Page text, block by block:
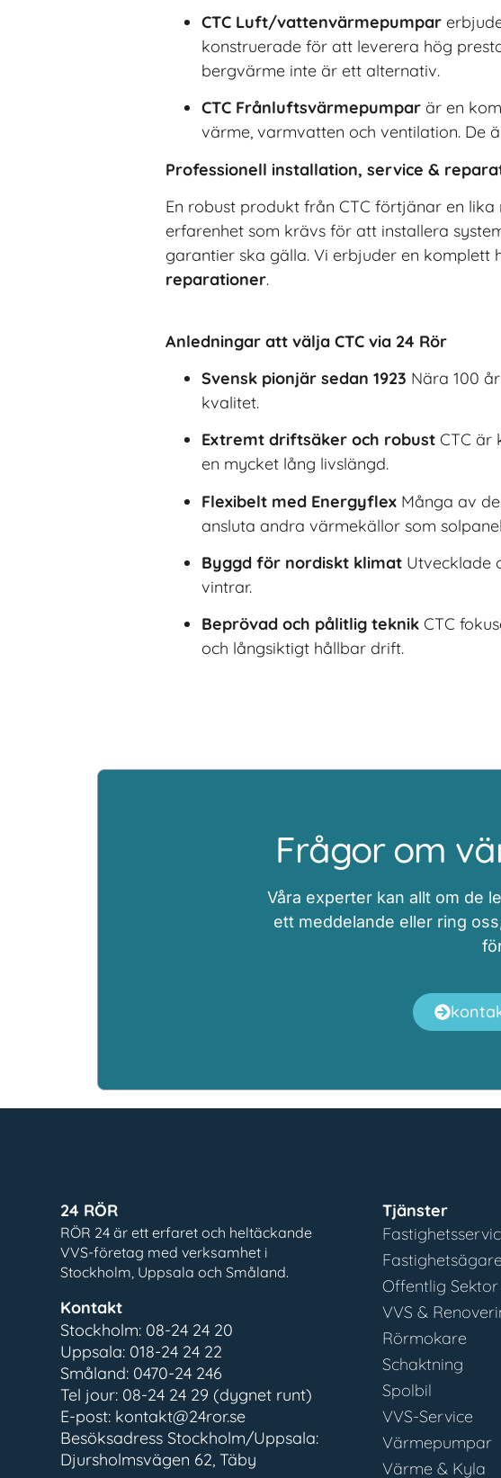
CTC Luft/vattenvärmepumpar
konstruerade för att leverera hög
bergvärme inte är ett alternativ.
CTC Frånluftsvärmepumpar är en
värme, varmvatten och ventilation. De
Professionell installation, service &
En robust produkt från CTC förtjänar en
erfarenhet som krävs för att installera
garantier ska gälla. Vi erbjuder en komplett
reparationer.
Anledningar att välja CTC via 24 Rör
Svensk pionjär sedan 1923 Nära 100
kvalitet.
Extremt driftsäker och robust CTC är
en mycket lång livslängd.
Flexibelt med Energyflex Många av
ansluta andra värmekällor som
Byggd för nordiskt klimat Utvecklade
vintrar.
Beprövad och pålitlig teknik CTC
och långsiktigt hållbar drift.
Frågor om
Våra experter kan allt om de
ett meddelande eller ring
24 RÖR
RÖR 24 är ett erfaret och heltäckande
VVS-företag med verksamhet i
Stockholm, Uppsala och Småland.
Kontakt
Stockholm: 08-24 24 20
Uppsala: 018-24 24 22
Småland: 0470-24 246
Tel jour: 08-24 24 29 (dygnet runt)
E-post: kontakt@24ror.se
Besöksadress Stockholm/Uppsala:
Djursholmsvägen 62, Täby
Tjänster
Fastighetsägare
Offentlig Sektor
VVS &
Rörmokare
Schaktning
Spolbil
VVS-Service
Värmepumpar
Värme & Kyla